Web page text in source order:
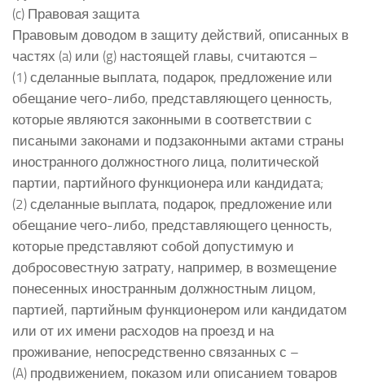
(c) Правовая защита
Правовым доводом в защиту действий, описанных в
частях (a) или (g) настоящей главы, считаются –
(1) сделанные выплата, подарок, предложение или
обещание чего-либо, представляющего ценность,
которые являются законными в соответствии с
писаными законами и подзаконными актами страны
иностранного должностного лица, политической
партии, партийного функционера или кандидата;
(2) сделанные выплата, подарок, предложение или
обещание чего-либо, представляющего ценность,
которые представляют собой допустимую и
добросовестную затрату, например, в возмещение
понесенных иностранным должностным лицом,
партией, партийным функционером или кандидатом
или от их имени расходов на проезд и на
проживание, непосредственно связанных с –
(A) продвижением, показом или описанием товаров